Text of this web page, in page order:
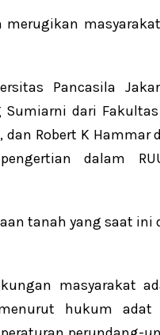
merugikan
Pancasila
Sumiarni dari
Robert K Hammar
dalam
tanah yang saat ini
masyarakat
hukum adat